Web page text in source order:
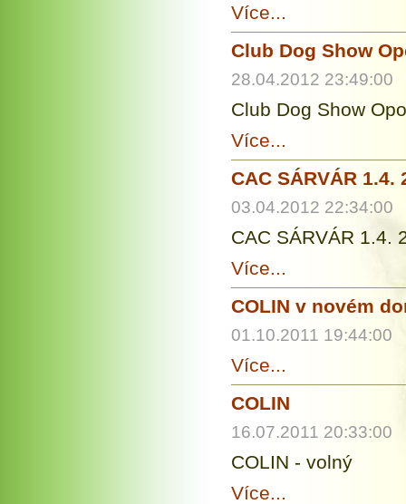
Více...
Club Dog Show
28.04.2012 23:49:00
Club Dog Show
Více...
CAC SÁRVÁR 1.4.
03.04.2012 22:34:00
CAC SÁRVÁR 1.4.
Více...
COLIN v novém
01.10.2011 19:44:00
Více...
COLIN
16.07.2011 20:33:00
COLIN - volný
Více...